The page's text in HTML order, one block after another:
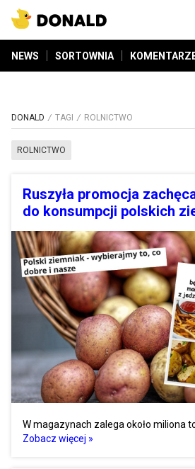
NEWS SORTOWNIA
DONALD TAGI ROLNICTWO
ROLNICTWO
Ruszyła promocja
do konsumpcji polskich
W magazynach zalega około miliona
Zobacz więcej »